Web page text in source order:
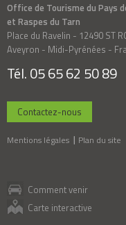
Office de Tourisme du Pays
et Raspes du Tarn
Place du Ravelin - 12490 ST
Aveyron - Midi-Pyrénées -
Tél. 05 65 62 50 89
Contactez-nous
Mentions légales Plan du site
Comment venir
Carte interactive